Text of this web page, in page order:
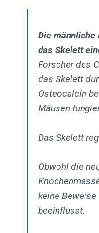
Die männliche
das Skelett
Forscher des
das Skelett
Osteocalcin
Mäusen
Das Skelett
Obwohl die
keine
beeinflusst.